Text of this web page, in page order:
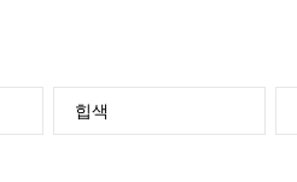
힙색